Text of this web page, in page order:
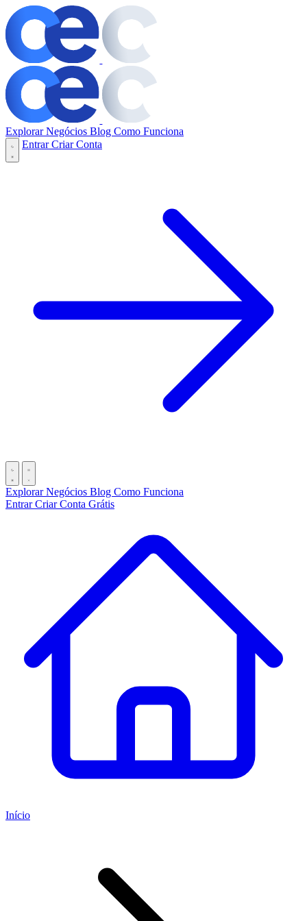
Explorar Negócios Blog Como Funciona
EntrarCriar Conta
Explorar Negócios Blog Como Funciona
EntrarCriar Conta Grátis
Início